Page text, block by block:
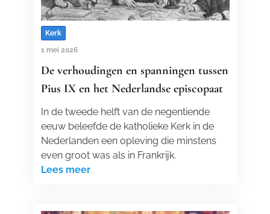
Kerk
1 mei 2026
De verhoudingen en spanningen tussen
Pius IX en het Nederlandse episcopaat
In de tweede helft van de negentiende
eeuw beleefde de katholieke Kerk in de
Nederlanden een opleving die minstens
even groot was als in Frankrijk.
Lees meer